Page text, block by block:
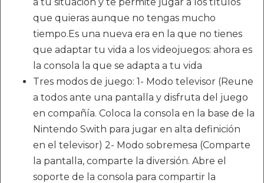
que quieras aunque no tengas mucho
tiempo.Es una nueva era en la que no tienes
que adaptar tu vida a los videojuegos: ahora es
la consola la que se adapta a tu vida
Tres modos de juego: 1- Modo televisor (Reune
a todos ante una pantalla y disfruta del juego
en compañía. Coloca la consola en la base de la
Nintendo Swith para jugar en alta definición
en el televisor) 2- Modo sobremesa (Comparte
la pantalla, comparte la diversión. Abre el
soporte de la consola para compartir la